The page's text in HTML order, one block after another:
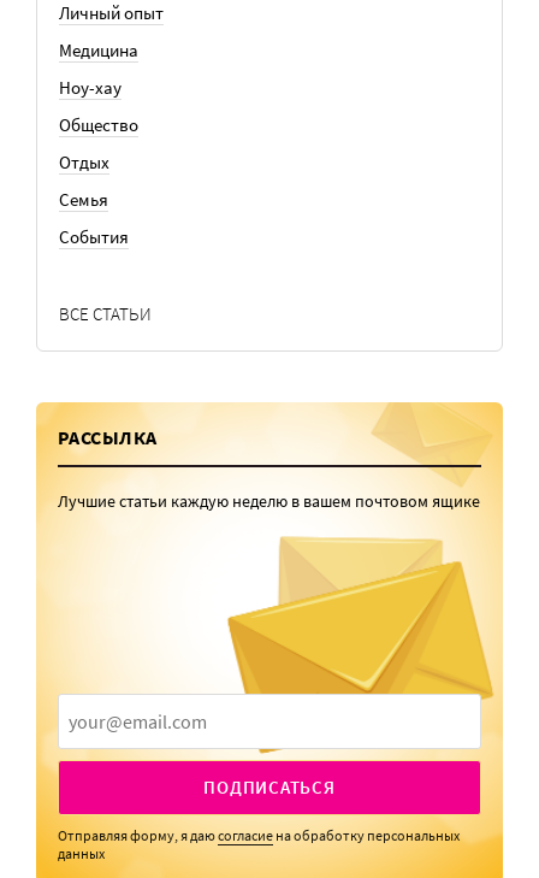
Личный опыт
Медицина
Ноу-хау
Общество
Отдых
Семья
События
ВСЕ СТАТЬИ
РАССЫЛКА
Лучшие статьи каждую неделю в вашем почтовом ящике
ПОДПИСАТЬСЯ
Отправляя форму, я даюсогласие на обработку персональных
данных